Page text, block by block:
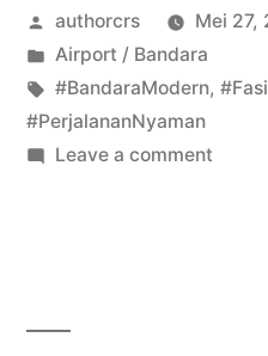
Inn:
untuk
Posted
by
authorcrs
Mei 27,
Posted
in
Airport / Bandara
Tags:
#BandaraModern,
#PerjalananNyaman
Leave a commenton